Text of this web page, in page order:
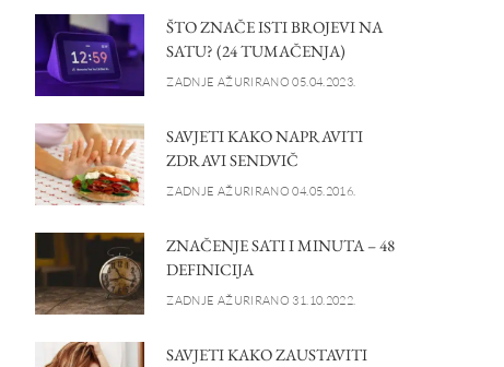
ŠTO ZNAČE ISTI BROJEVI NA
SATU? (24 TUMAČENJA)
ZADNJE AŽURIRANO 05.04.2023.
SAVJETI KAKO NAPRAVITI
ZDRAVI SENDVIČ
ZADNJE AŽURIRANO 04.05.2016.
ZNAČENJE SATI I MINUTA – 48
DEFINICIJA
ZADNJE AŽURIRANO 31.10.2022.
SAVJETI KAKO ZAUSTAVITI